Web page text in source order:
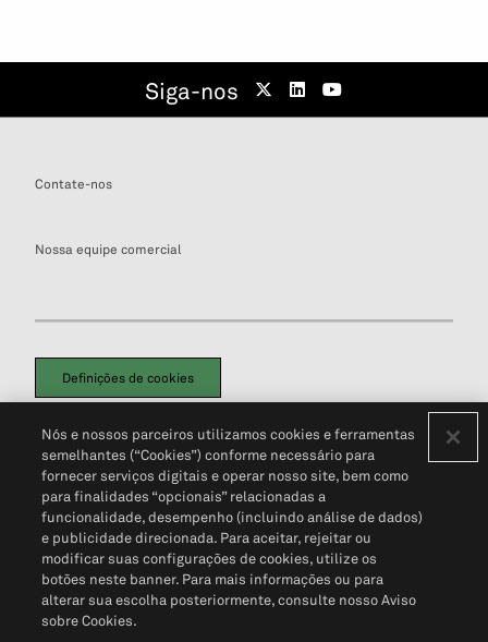
Siga-nos
Contate-nos
Nossa equipe comercial
Definições de cookies
Política de PrivacidadePortal de privacidade do cliente (em inglês)
Não Venda Minhas Informações Pessoais© 2026 S&P Global
Nós e nossos parceiros utilizamos cookies e ferramentas
semelhantes (“Cookies”) conforme necessário para
fornecer serviços digitais e operar nosso site, bem como
para finalidades “opcionais” relacionadas a
funcionalidade, desempenho (incluindo análise de dados)
e publicidade direcionada. Para aceitar, rejeitar ou
modificar suas configurações de cookies, utilize os
botões neste banner. Para mais informações ou para
alterar sua escolha posteriormente, consulte nosso Aviso
sobre Cookies.